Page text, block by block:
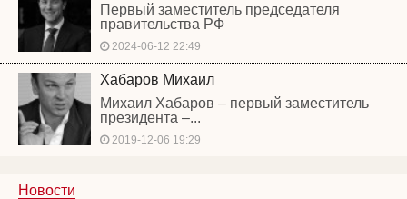
Первый заместитель председателя
правительства РФ
2024-06-12 22:49
Хабаров Михаил
Михаил Хабаров – первый заместитель
президента –...
2019-12-06 19:29
Новости